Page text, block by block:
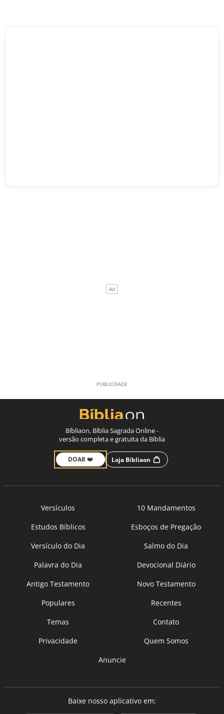
Bíbliaon, Bíblia Sagrada Online -
versão completa e gratuita da Bíblia
DOAR ❤️ Loja Bíbliaon
Versículos
10 Mandamentos
Estudos Bíblicos
Esboços de Pregação
Versículo do Dia
Salmo do Dia
Palavra do Dia
Devocional Diário
Antigo Testamento
Novo Testamento
Populares
Recentes
Temas
Contato
Privacidade
Quem Somos
Anuncie
Baixe nosso aplicativo em: